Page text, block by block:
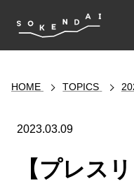
HOME TOPICS
2023.03.09
【プレス